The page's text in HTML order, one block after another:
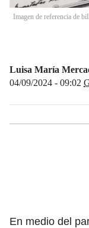
Imagen de referencia de
Luisa María
04/09/2024 - 09:02
En medio del